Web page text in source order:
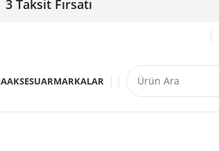
Taksit Fırsatı
AKSESUARMARKALAR